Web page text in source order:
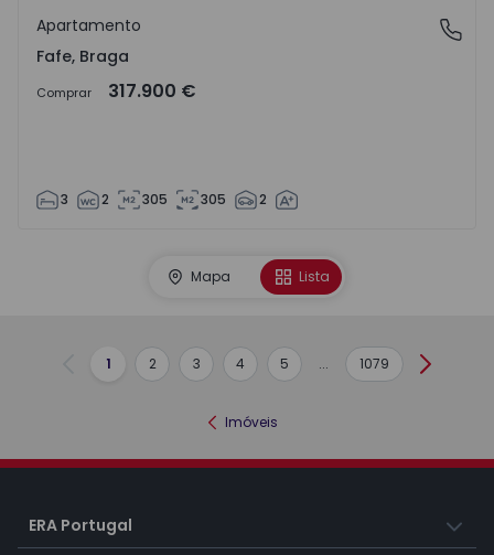
Fafe, Braga
Apartamento
Fafe, Braga
Comprar 317.900 €
3 2 305 305 2
Mapa Lista
Anterior
1 2 3 4 5 ... 1079
Imóveis
ERA Portugal